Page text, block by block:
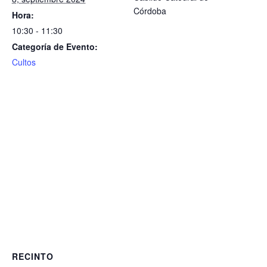
Hora:
10:30 - 11:30
Categoría de Evento:
Cultos
Córdoba
RECINTO